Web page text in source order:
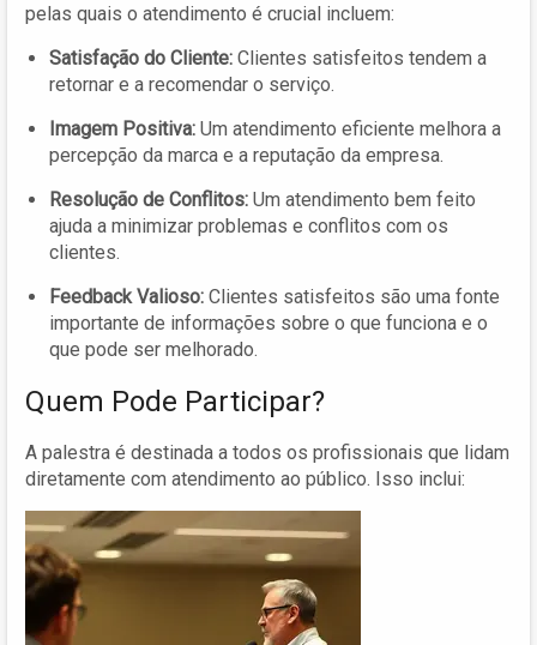
pelas quais o atendimento é crucial incluem:
Satisfação do Cliente: Clientes satisfeitos tendem a
retornar e a recomendar o serviço.
Imagem Positiva: Um atendimento eficiente melhora a
percepção da marca e a reputação da empresa.
Resolução de Conflitos: Um atendimento bem feito
ajuda a minimizar problemas e conflitos com os
clientes.
Feedback Valioso: Clientes satisfeitos são uma fonte
importante de informações sobre o que funciona e o
que pode ser melhorado.
Quem Pode Participar?
A palestra é destinada a todos os profissionais que lidam
diretamente com atendimento ao público. Isso inclui: